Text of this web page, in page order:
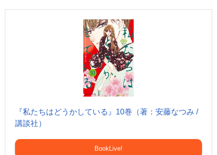
『私たちはどうかしている』10巻（著：安藤なつみ /
講談社）
BookLive!